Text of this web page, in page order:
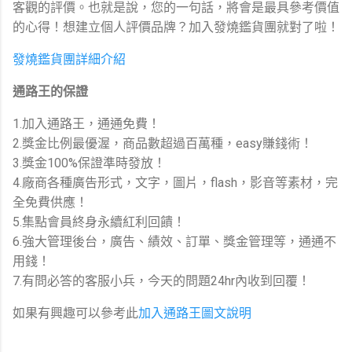
客觀的評價。也就是說，您的一句話，將會是最具參考價值
的心得！想建立個人評價品牌？加入發燒鑑貨團就對了啦！
發燒鑑貨團詳細介紹
通路王的保證
1.加入通路王，通通免費！
2.獎金比例最優渥，商品數超過百萬種，easy賺錢術！
3.獎金100%保證準時發放！
4.廠商各種廣告形式，文字，圖片，flash，影音等素材，完
全免費供應！
5.集點會員終身永續紅利回饋！
6.強大管理後台，廣告、績效、訂單、獎金管理等，通通不
用錢！
7.有問必答的客服小兵，今天的問題24hr內收到回覆！
如果有興趣可以參考此加入通路王圖文說明